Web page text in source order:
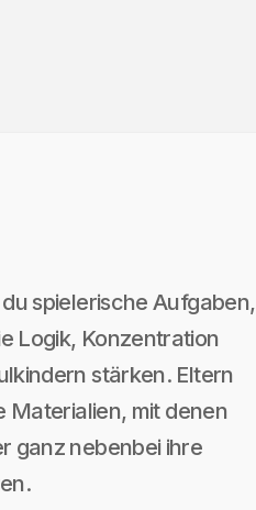
spielerische Aufgaben,
Logik, Konzentration
stärken. Eltern
mit denen
ganz nebenbei ihre